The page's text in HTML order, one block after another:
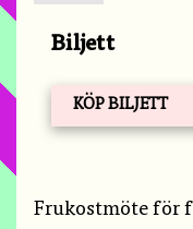
Biljett
KÖP BILJETT
Frukostmöte för